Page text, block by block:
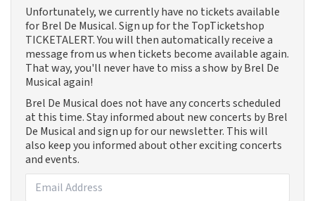
Unfortunately, we currently have no tickets available
for Brel De Musical. Sign up for the TopTicketshop
TICKETALERT. You will then automatically receive a
message from us when tickets become available again.
That way, you'll never have to miss a show by Brel De
Musical again!
Brel De Musical does not have any concerts scheduled
at this time. Stay informed about new concerts by Brel
De Musical and sign up for our newsletter. This will
also keep you informed about other exciting concerts
and events.